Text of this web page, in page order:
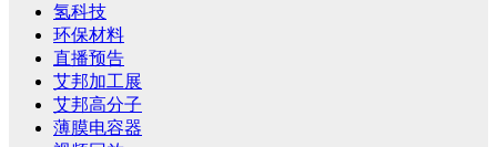
氢科技
环保材料
直播预告
艾邦加工展
艾邦高分子
薄膜电容器